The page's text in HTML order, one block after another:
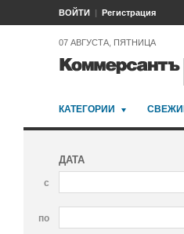
ВОЙТИ Регистрация
07 АВГУСТА, ПЯТНИЦА
КАТЕГОРИИ
ДАТА
с
по